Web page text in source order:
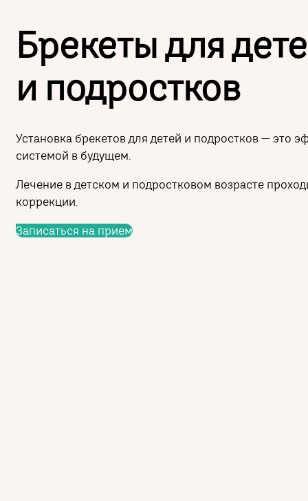
Брекеты для
и подростков
Установка брекетов для детей и подростков — это
системой в будущем.
Лечение в детском и подростковом возрасте
коррекции.
Записаться на прием